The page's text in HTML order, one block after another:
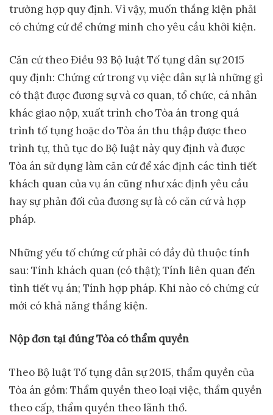
trường hợp quy định. Vì vậy, muốn thắng kiện phải
có chứng cứ để chứng minh cho yêu cầu khởi kiện.
Căn cứ theo Điều 93 Bộ luật Tố tụng dân sự 2015
quy định: Chứng cứ trong vụ việc dân sự là những gì
có thật được đương sự và cơ quan, tổ chức, cá nhân
khác giao nộp, xuất trình cho Tòa án trong quá
trình tố tụng hoặc do Tòa án thu thập được theo
trình tự, thủ tục do Bộ luật này quy định và được
Tòa án sử dụng làm căn cứ để xác định các tình tiết
khách quan của vụ án cũng như xác định yêu cầu
hay sự phản đối của đương sự là có căn cứ và hợp
pháp.
Những yếu tố chứng cứ phải có đầy đủ thuộc tính
sau: Tính khách quan (có thật); Tính liên quan đến
tình tiết vụ án; Tính hợp pháp. Khi nào có chứng cứ
mới có khả năng thắng kiện.
Nộp đơn tại đúng Tòa có thẩm quyền
Theo Bộ luật Tố tụng dân sự 2015, thẩm quyền của
Tòa án gồm: Thẩm quyền theo loại việc, thẩm quyền
theo cấp, thẩm quyền theo lãnh thổ.